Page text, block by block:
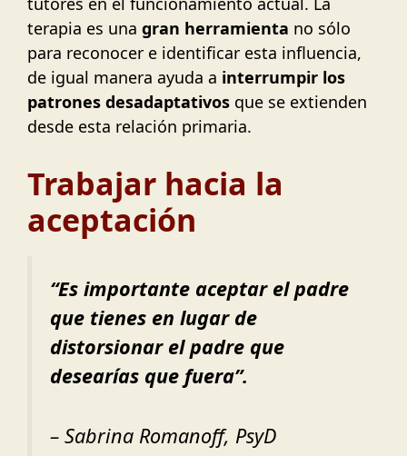
terapia es una gran herramienta no sólo
para reconocer e identificar esta influencia,
de igual manera ayuda a interrumpir los
patrones desadaptativos que se extienden
desde esta relación primaria.
Trabajar hacia la
aceptación
“Es importante aceptar el padre
que tienes en lugar de
distorsionar el padre que
desearías que fuera”.
– Sabrina Romanoff, PsyD